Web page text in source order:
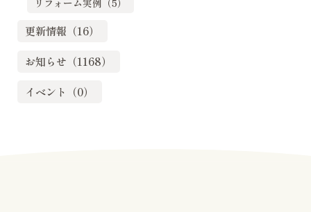
更新情報（16）
お知らせ（1168）
イベント（0）